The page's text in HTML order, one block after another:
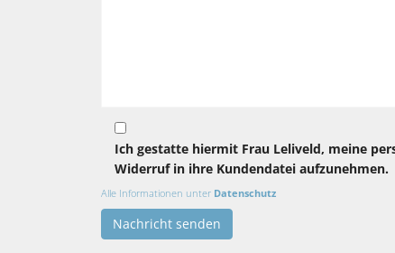
Ich gestatte hiermit Frau Leliveld, meine
Widerruf in ihre Kundendatei aufzunehmen.
Alle Informationen unter Datenschutz
Nachricht senden